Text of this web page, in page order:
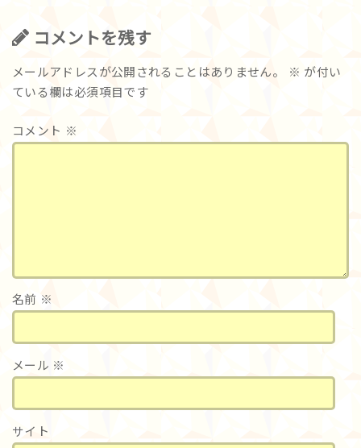
コメントを残す
メールアドレスが公開されることはありません。 ※ が付い
ている欄は必須項目です
コメント ※
名前 ※
メール ※
サイト